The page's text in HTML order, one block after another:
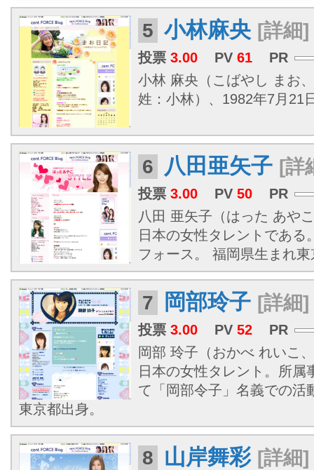
5 小林麻央 [詳細]
投票 3.00 PV 61
PR
小林 麻央（こばやし まお
姓：小林）、1982年7月21
6 八田亜矢子 [詳
投票 3.00 PV 50
PR
八田 亜矢子（はった あや
日本の女性タレントであ
フォース。 福岡県生まれ
7 岡部玲子 [詳細]
投票 3.00 PV 52
PR
岡部 玲子（おかべ れいこ
日本の女性タレント。所属
て「岡部令子」名義での活
東京都出身。
8 山岸舞彩 [詳細]